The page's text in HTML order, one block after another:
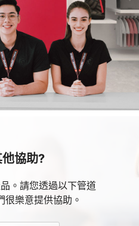
協助?
。請您透過以下管道
很樂意提供協助。